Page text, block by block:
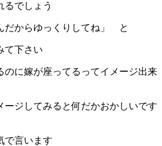
るでしょう
だからゆっくりしてね」 と
て下さい
のに嫁が座ってるってイメージ出来
ージしてみると何だかおかしいです
で言います